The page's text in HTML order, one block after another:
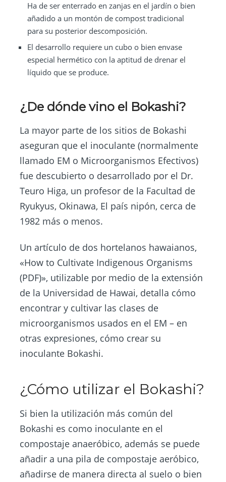
Ha de ser enterrado en zanjas en el jardín o bien
añadido a un montón de compost tradicional
para su posterior descomposición.
El desarrollo requiere un cubo o bien envase
especial hermético con la aptitud de drenar el
líquido que se produce.
¿De dónde vino el Bokashi?
La mayor parte de los sitios de Bokashi
aseguran que el inoculante (normalmente
llamado EM o Microorganismos Efectivos)
fue descubierto o desarrollado por el Dr.
Teuro Higa, un profesor de la Facultad de
Ryukyus, Okinawa, El país nipón, cerca de
1982 más o menos.
Un artículo de dos hortelanos hawaianos,
«How to Cultivate Indigenous Organisms
(PDF)», utilizable por medio de la extensión
de la Universidad de Hawai, detalla cómo
encontrar y cultivar las clases de
microorganismos usados en el EM – en
otras expresiones, cómo crear su
inoculante Bokashi.
¿Cómo utilizar el Bokashi?
Si bien la utilización más común del
Bokashi es como inoculante en el
compostaje anaeróbico, además se puede
añadir a una pila de compostaje aeróbico,
añadirse de manera directa al suelo o bien